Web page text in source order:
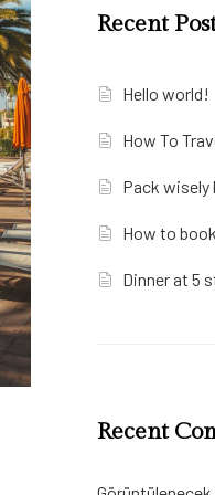
Recent
Hello world!
How To
Pack wisely
How to
Dinner at 5
Recent